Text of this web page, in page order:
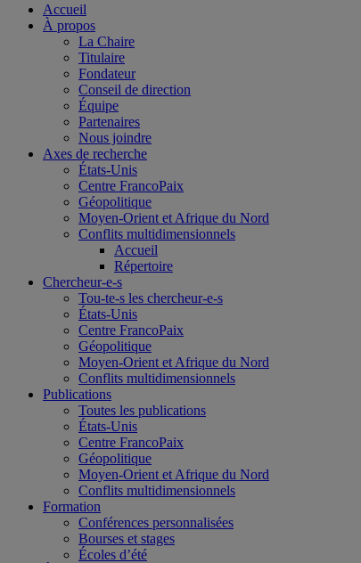
Accueil
À propos
La Chaire
Titulaire
Fondateur
Conseil de direction
Équipe
Partenaires
Nous joindre
Axes de recherche
États-Unis
Centre FrancoPaix
Géopolitique
Moyen-Orient et Afrique du Nord
Conflits multidimensionnels
Accueil
Répertoire
Chercheur-e-s
Tou-te-s les chercheur-e-s
États-Unis
Centre FrancoPaix
Géopolitique
Moyen-Orient et Afrique du Nord
Conflits multidimensionnels
Publications
Toutes les publications
États-Unis
Centre FrancoPaix
Géopolitique
Moyen-Orient et Afrique du Nord
Conflits multidimensionnels
Formation
Conférences personnalisées
Bourses et stages
Écoles d’été